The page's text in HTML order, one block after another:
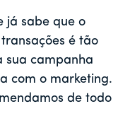
já sabe que o
é tão
sua campanha
com o marketing.
de todo